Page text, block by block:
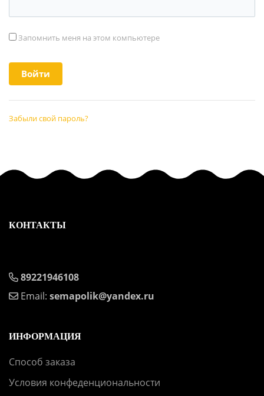
Запомнить меня на этом компьютере
Забыли свой пароль?
КОНТАКТЫ
89221946108
Email: semapolik@yandex.ru
ИНФОРМАЦИЯ
Способ заказа
Условия конфеденциональности